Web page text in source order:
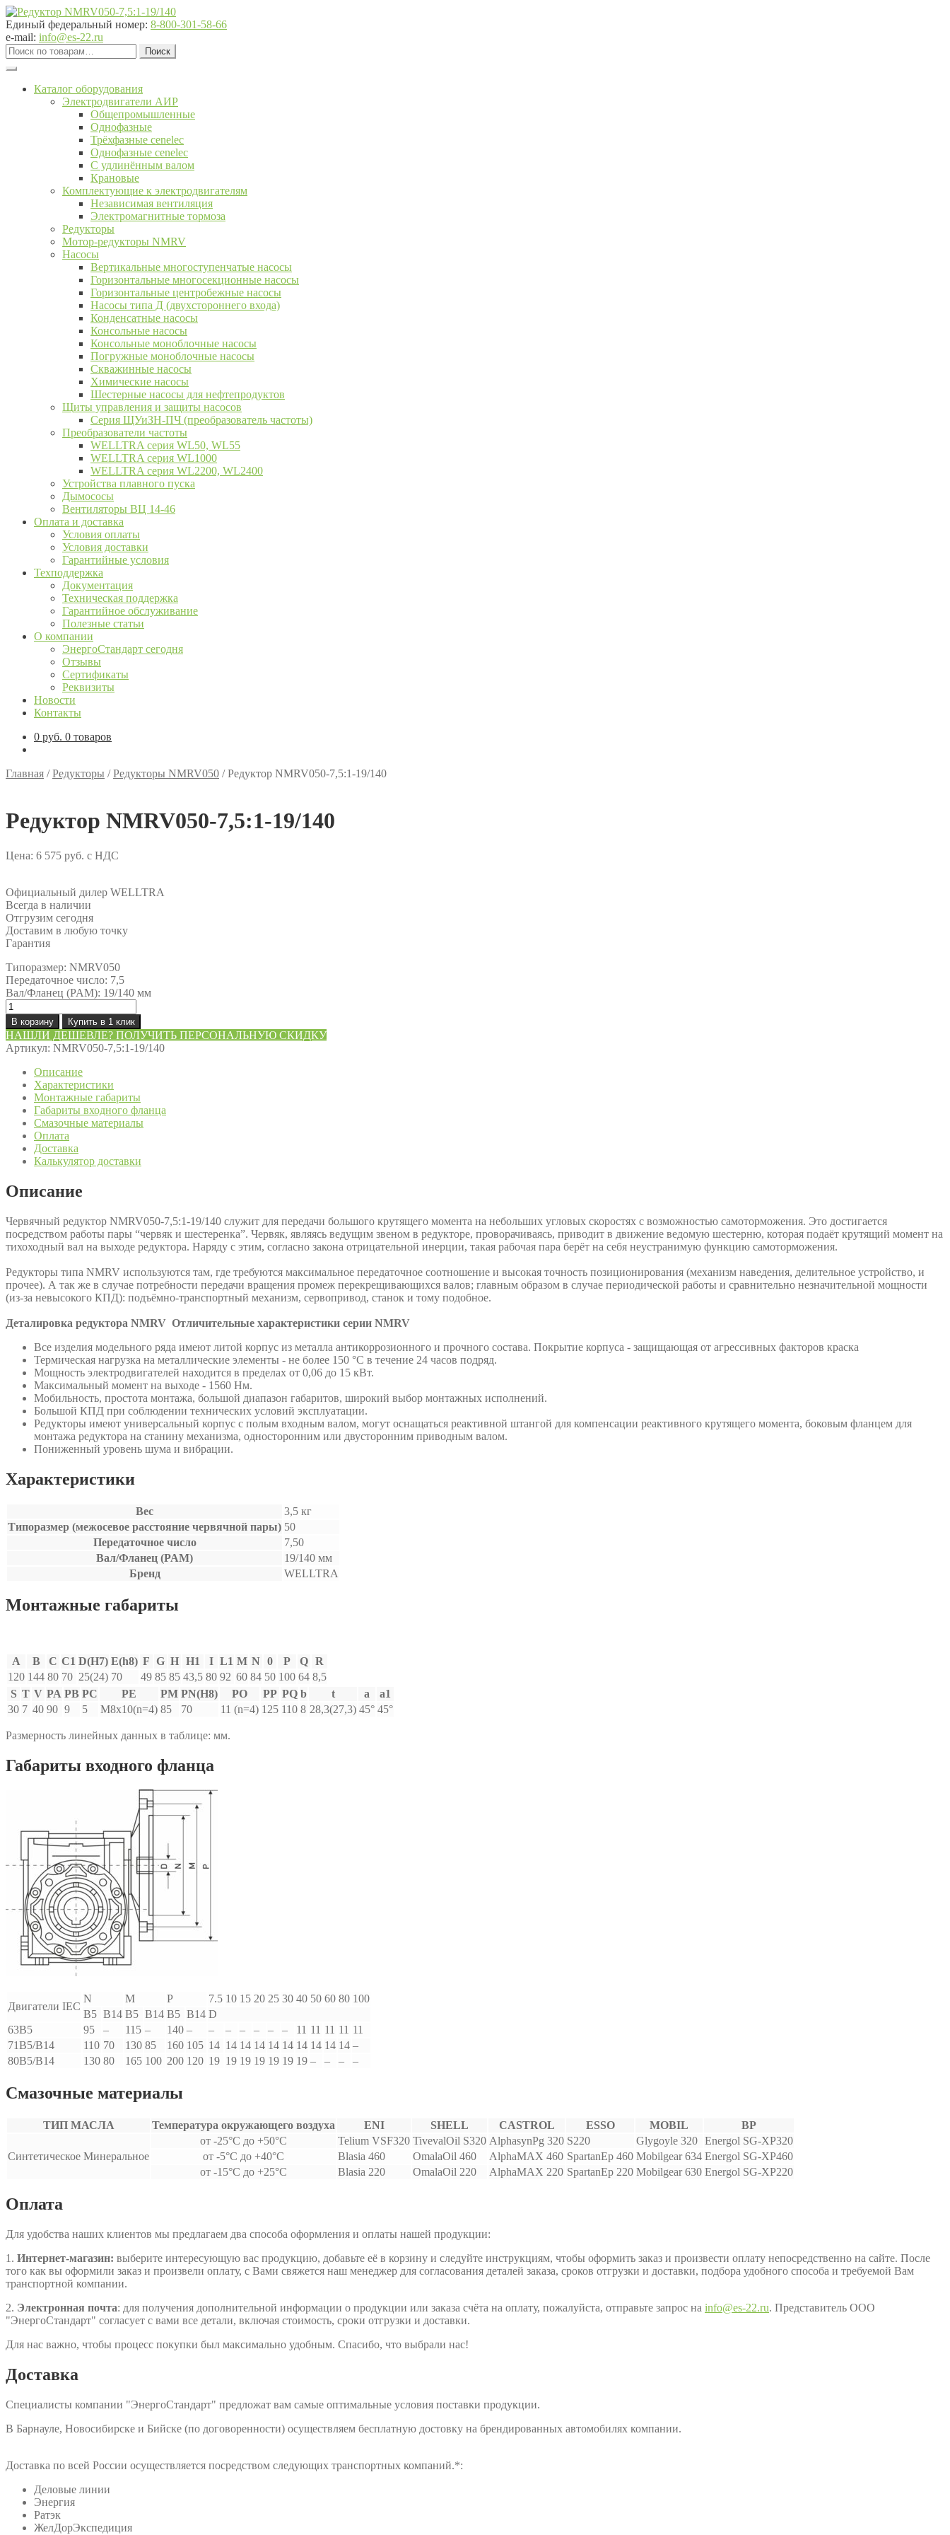
Перейти
к
навигации
Перейти
к
содержимому
Единый федеральный номер: 8-800-301-58-66
e-mail: info@es-22.ru
Искать:
Поиск
Каталог оборудования
Электродвигатели АИР
Общепромышленные
Однофазные
Трёхфазные cenelec
Однофазные cenelec
С удлинённым валом
Крановые
Комплектующие к электродвигателям
Независимая вентиляция
Электромагнитные тормоза
Редукторы
Мотор-редукторы NMRV
Насосы
Вертикальные многоступенчатые насосы
Горизонтальные многосекционные насосы
Горизонтальные центробежные насосы
Насосы типа Д (двухстороннего входа)
Конденсатные насосы
Консольные насосы
Консольные моноблочные насосы
Погружные моноблочные насосы
Скважинные насосы
Химические насосы
Шестерные насосы для нефтепродуктов
Щиты управления и защиты насосов
Серия ЩУиЗН-ПЧ (преобразователь частоты)
Преобразователи частоты
WELLTRA cерия WL50, WL55
WELLTRA cерия WL1000
WELLTRA серия WL2200, WL2400
Устройства плавного пуска
Дымососы
Вентиляторы ВЦ 14-46
Оплата и доставка
Условия оплаты
Условия доставки
Гарантийные условия
Техподдержка
Документация
Техническая поддержка
Гарантийное обслуживание
Полезные статьи
О компании
ЭнергоСтандарт сегодня
Отзывы
Сертификаты
Реквизиты
Новости
Контакты
0 руб. 0 товаров
Главная /Редукторы /Редукторы NMRV050 /Редуктор NMRV050-7,5:1-19/140
Редуктор NMRV050-7,5:1-19/140
Цена: 6 575 руб. с НДС
Официальный дилер WELLTRA
Всегда в наличии
Отгрузим сегодня
Доставим в любую точку
Гарантия
Типоразмер: NMRV050
Передаточное число: 7,5
Вал/Фланец (PAM): 19/140 мм
Количество
товара
Редуктор
NMRV050-
7,5:1-
19/140
В корзину Купить в 1 клик
НАШЛИ ДЕШЕВЛЕ? ПОЛУЧИТЬ ПЕРСОНАЛЬНУЮ СКИДКУ
Артикул: NMRV050-7,5:1-19/140
Описание
Характеристики
Монтажные габариты
Габариты входного фланца
Смазочные материалы
Оплата
Доставка
Калькулятор доставки
Описание
Червячный редуктор NMRV050-7,5:1-19/140 служит для передачи большого крутящего момента на небольших угловых скоростях с возможностью самоторможения. Это достигается
посредством работы пары “червяк и шестеренка”. Червяк, являясь ведущим звеном в редукторе, проворачиваясь, приводит в движение ведомую шестерню, которая подаёт крутящий момент на
тихоходный вал на выходе редуктора. Наряду с этим, согласно закона отрицательной инерции, такая рабочая пара берёт на себя неустранимую функцию самоторможения.
Редукторы типа NMRV используются там, где требуются максимальное передаточное соотношение и высокая точность позиционирования (механизм наведения, делительное устройство, и
прочее). А так же в случае потребности передачи вращения промеж перекрещивающихся валов; главным образом в случае периодической работы и сравнительно незначительной мощности
(из-за невысокого КПД): подъёмно-транспортный механизм, сервопривод, станок и тому подобное.
Деталировка редуктора NMRV Отличительные характеристики серии NMRV
Все изделия модельного ряда имеют литой корпус из металла антикоррозионного и прочного состава. Покрытие корпуса - защищающая от агрессивных факторов краска
Термическая нагрузка на металлические элементы - не более 150 °C в течение 24 часов подряд.
Мощность электродвигателей находится в пределах от 0,06 до 15 кВт.
Максимальный момент на выходе - 1560 Нм.
Мобильность, простота монтажа, большой диапазон габаритов, широкий выбор монтажных исполнений.
Большой КПД при соблюдении технических условий эксплуатации.
Редукторы имеют универсальный корпус с полым входным валом, могут оснащаться реактивной штангой для компенсации реактивного крутящего момента, боковым фланцем для
монтажа редуктора на станину механизма, односторонним или двусторонним приводным валом.
Пониженный уровень шума и вибрации.
Характеристики
Вес
3,5 кг
Типоразмер (межосевое расстояние червячной пары) 50
Передаточное число
7,50
Вал/Фланец (PAM)
19/140 мм
Бренд
WELLTRA
Монтажные габариты
A B C C1 D(H7) E(h8) F G H H1 I L1 M N 0 P Q R
120 144 80 70 25(24) 70 49 85 85 43,5 80 92 60 84 50 100 64 8,5
S T V PA PB PC PE PM PN(H8) PO PP PQ b t a
a1
30 7 40 90 9 5 M8x10(n=4) 85 70 11 (n=4) 125 110 8 28,3(27,3) 45° 45°
Размерность линейных данных в таблице: мм.
Габариты входного фланца
Двигатели IEC
N M P 7.5 10 15 20 25 30 40 50 60 80 100
B5 B14 B5 B14 B5 B14 D
63B5
95 – 115 – 140 – – – – – – – 11 11 11 11 11
71B5/B14
110 70 130 85 160 105 14 14 14 14 14 14 14 14 14 14 –
80B5/B14
130 80 165 100 200 120 19 19 19 19 19 19 19 – – – –
Смазочные материалы
ТИП МАСЛА Температура окружающего воздуха ENI SHELL CASTROL ESSO MOBIL BP
Синтетическое Минеральное
от -25°С до +50°С Telium VSF320 TivevalOil S320 AlphasynPg 320 S220 Glygoyle 320 Energol SG-XP320
от -5°С до +40°С
Blasia 460 OmalaOil 460 AlphaMAX 460 SpartanEp 460 Mobilgear 634 Energol SG-XP460
от -15°С до +25°С
Blasia 220 OmalaOil 220 AlphaMAX 220 SpartanEp 220 Mobilgear 630 Energol SG-XP220
Оплата
Для удобства наших клиентов мы предлагаем два способа оформления и оплаты нашей продукции:
1. Интернет-магазин: выберите интересующую вас продукцию, добавьте её в корзину и следуйте инструкциям, чтобы оформить заказ и произвести оплату непосредственно на сайте. После
того как вы оформили заказ и произвели оплату, с Вами свяжется наш менеджер для согласования деталей заказа, сроков отгрузки и доставки, подбора удобного способа и требуемой Вам
транспортной компании.
2. Электронная почта: для получения дополнительной информации о продукции или заказа счёта на оплату, пожалуйста, отправьте запрос на info@es-22.ru. Представитель ООО
"ЭнергоСтандарт" согласует с вами все детали, включая стоимость, сроки отгрузки и доставки.
Для нас важно, чтобы процесс покупки был максимально удобным. Спасибо, что выбрали нас!
Доставка
Специалисты компании "ЭнергоСтандарт" предложат вам самые оптимальные условия поставки продукции.
В Барнауле, Новосибирске и Бийске (по договоренности) осуществляем бесплатную достовку на брендированных автомобилях компании.
Доставка по всей России осуществляется посредством следующих транспортных компаний.*:
Деловые линии
Энергия
Ратэк
ЖелДорЭкспедиция